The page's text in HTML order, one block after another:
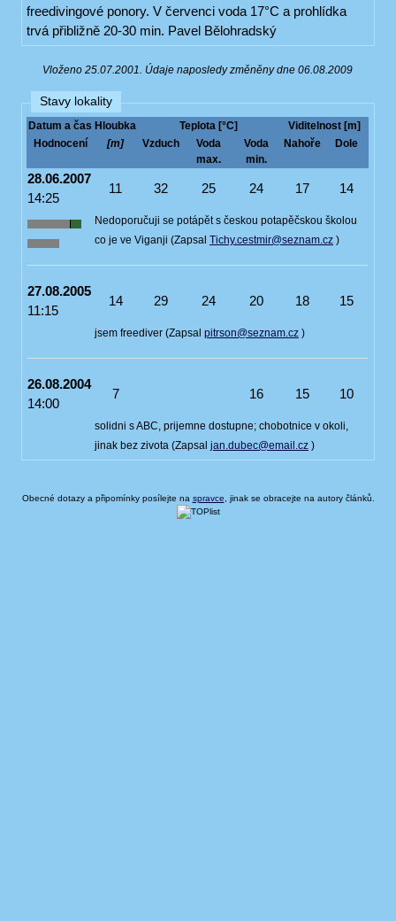
freedivingové ponory. V červenci voda 17°C a prohlídka
trvá přibližně 20-30 min. Pavel Bělohradský
Vloženo 25.07.2001. Údaje naposledy změněny dne 06.08.2009
Stavy lokality
Datum a čas Hloubka Teplota [°C]
Viditelnost [m]
Hodnocení
[m] Vzduch
Voda
max.
Voda
min.
Nahoře Dole
28.06.2007
14:25
11 32 25 24 17 14
Nedoporučuji se potápět s českou potapěčskou školou
co je ve Viganji (Zapsal Tichy.cestmir@seznam.cz )
27.08.2005
11:15
14 29 24 20 18 15
jsem freediver (Zapsal pitrson@seznam.cz )
26.08.2004
14:00
7 16 15 10
solidni s ABC, prijemne dostupne; chobotnice v okoli,
jinak bez zivota (Zapsal jan.dubec@email.cz )
Obecné dotazy a připomínky posílejte na spravce , jinak se obracejte na autory článků.